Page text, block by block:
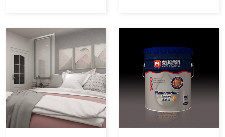
ся максимального р
езультата — без ош
ибок Почему выбир
ают ООО Ляонин М
айци Новые Мат...
действительно адап
тирована под Росси
ю Когда стоит выбр
ать именно эту ...